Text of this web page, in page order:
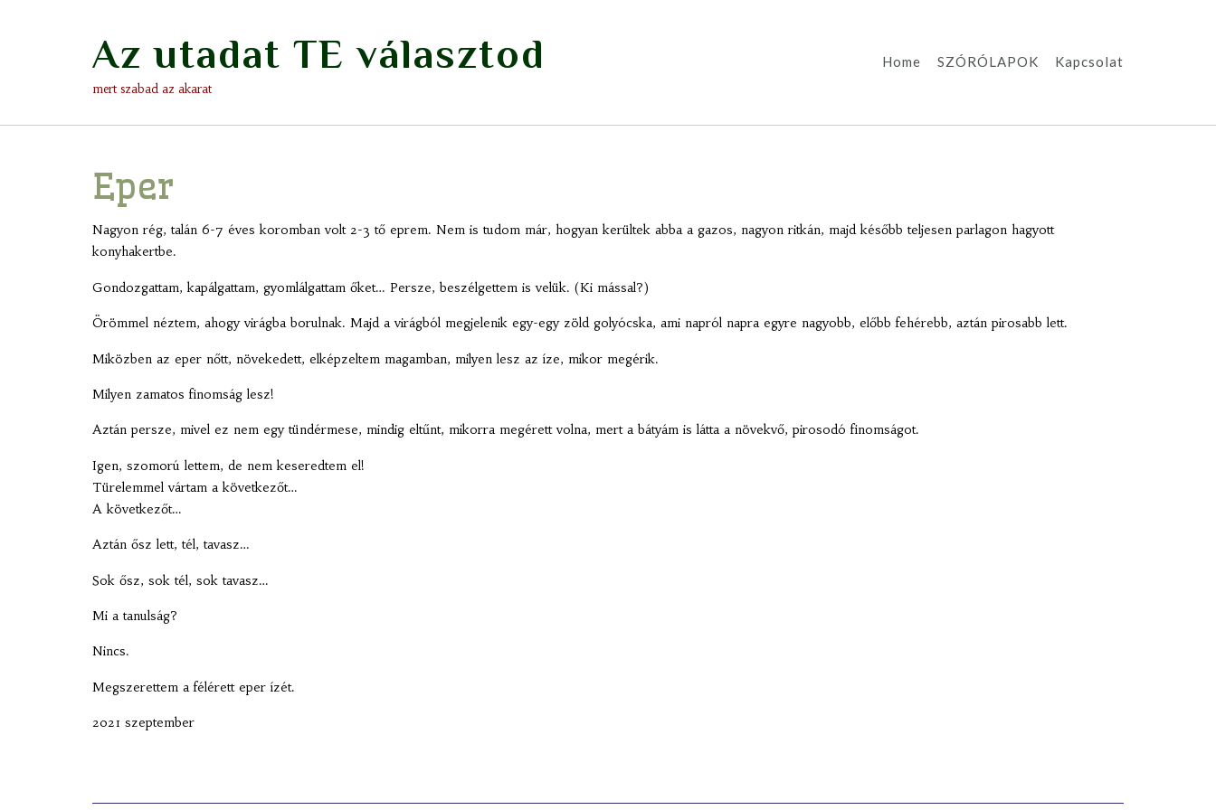
Az utadat TE választod
mert szabad az akarat
Home SZÓRÓLAPOK Kapcsolat
Eper
Nagyon rég, talán 6-7 éves koromban volt 2-3 tő eprem. Nem is tudom már, hogyan kerültek abba a gazos, nagyon ritkán, majd később teljesen parlagon hagyott
konyhakertbe.
Gondozgattam, kapálgattam, gyomlálgattam őket… Persze, beszélgettem is velük. (Ki mással?)
Örömmel néztem, ahogy virágba borulnak. Majd a virágból megjelenik egy-egy zöld golyócska, ami napról napra egyre nagyobb, előbb fehérebb, aztán pirosabb lett.
Miközben az eper nőtt, növekedett, elképzeltem magamban, milyen lesz az íze, mikor megérik.
Milyen zamatos finomság lesz!
Aztán persze, mivel ez nem egy tündérmese, mindig eltűnt, mikorra megérett volna, mert a bátyám is látta a növekvő, pirosodó finomságot.
Igen, szomorú lettem, de nem keseredtem el!
Türelemmel vártam a következőt…
A következőt…
Aztán ősz lett, tél, tavasz…
Sok ősz, sok tél, sok tavasz…
Mi a tanulság?
Nincs.
Megszerettem a félérett eper ízét.
2021 szeptember